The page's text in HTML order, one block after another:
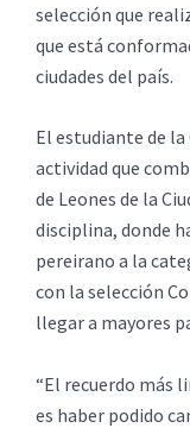
selección que
que está
ciudades del país.
El estudiante de
actividad que
de Leones de la
disciplina, donde
pereirano a la
con la selección
llegar a mayores
“El recuerdo más
es haber podido